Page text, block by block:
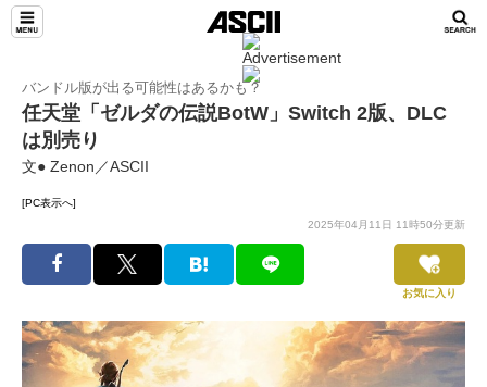
バンドル版が出る可能性はあるかも？
任天堂「ゼルダの伝説BotW」Switch 2版、DLC
は別売り
文● Zenon／ASCII
[PC表示へ]
2025年04月11日 11時50分更新
お気に入り